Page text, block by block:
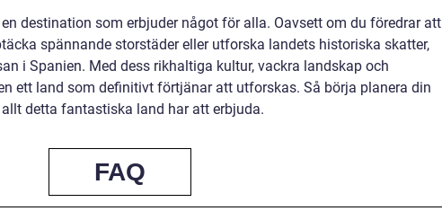
destination som erbjuder något för alla. Oavsett om du föredrar att
spännande storstäder eller utforska landets historiska skatter,
i Spanien. Med dess rikhaltiga kultur, vackra landskap och
ett land som definitivt förtjänar att utforskas. Så börja planera din
detta fantastiska land har att erbjuda.
FAQ